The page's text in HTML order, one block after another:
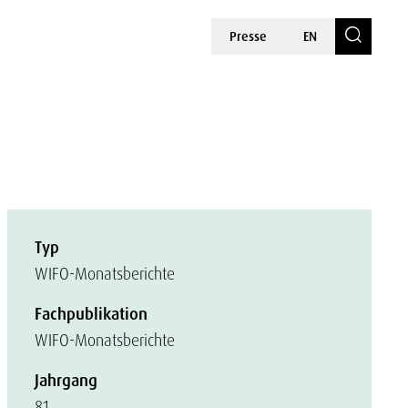
Presse EN
Typ
WIFO-Monatsberichte
Fachpublikation
WIFO-Monatsberichte
Jahrgang